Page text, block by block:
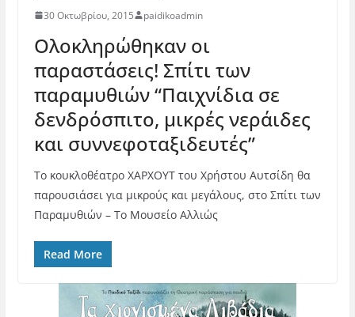
30 Οκτωβρίου, 2015 paidikoadmin
Ολοκληρώθηκαν οι
παραστάσεις! Σπίτι των
παραμυθιών “Παιχνίδια σε
δενδρόσπιτο, μικρές νεράιδες
και συννεφοταξιδευτές”
Το κουκλοθέατρο ΧΑΡΧΟΥΤ του Χρήστου Αυτσίδη θα
παρουσιάσει για μικρούς και μεγάλους, στο Σπίτι των
Παραμυθιών – Το Μουσείο Αλλιώς
Read More